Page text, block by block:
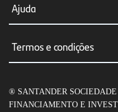
Renegociação
Resumo e/ou cópia do
Transferência do
Financiar veículos
Financiar veículo
Seguro Auto
Ajuda
Dúvidas frequentes
Fraudes e segurança
Termos e condições
Condições gerais de
® SANTANDER
FINANCIAMENTO E